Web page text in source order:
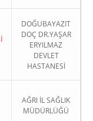
DOĞUBAYAZIT
DOÇ DR.YAŞAR
ERYILMAZ
DEVLET
HASTANESİ
AĞRI İL SAĞLIK
MÜDÜRLÜĞÜ